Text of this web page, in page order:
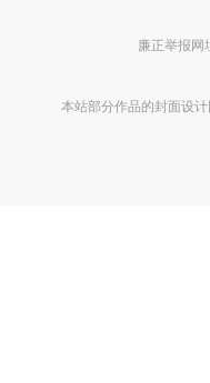
廉正举报
本站部分作品的封面设